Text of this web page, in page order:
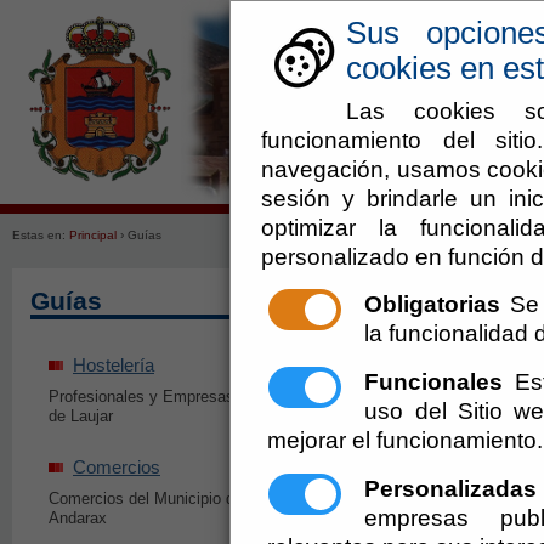
Sus
cookies en
Las cookies
funcionamiento del
navegación, usamos
sesión y brindarle un
optimizar la
personalizado en función
Obligatorias
la funcionalidad
Funcionales
uso del Sitio
mejorar el funcionamiento.
Personalizadas
empresas
Ayuntamiento
Estas en: Principal › Guías
Guías
Hostelería
Profesionales y Empresas de Hostelería
de Laujar
del Municipio de Laujar
Comercios
Comercios del Municipio de Laujar de
Andarax
El Sector Industrial en